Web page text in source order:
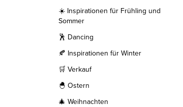
☀️ Inspirationen für Frühling und
Sommer
🕺 Dancing
🍂 Inspirationen für Winter
🛒 Verkauf
🐣 Ostern
🎄 Weihnachten